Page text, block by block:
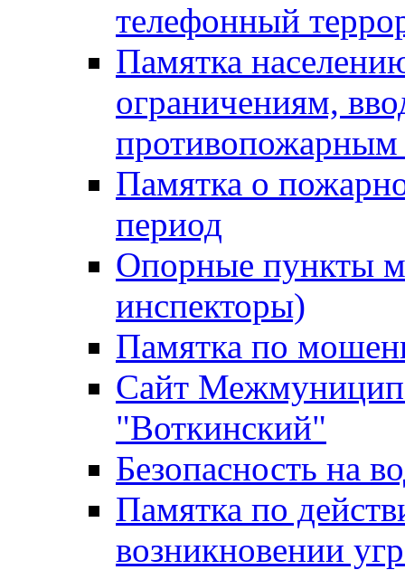
телефонный
Памятка
ограничениям,
Памятка о
период
Опорные пункты
инспекторы)
Памятка по
Сайт
"Воткинский"
Безопасность на
Памятка по
возникновении